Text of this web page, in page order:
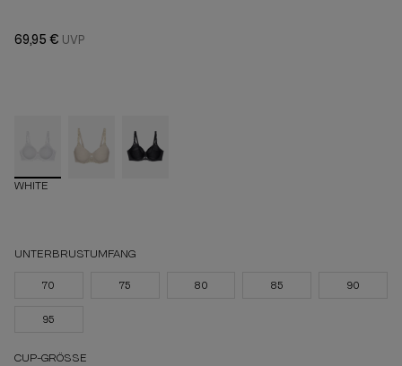
69,95 €
WHITE
UNTERBRUSTUMFANG
70 75 80 85 90
95
CUP-GRÖSSE